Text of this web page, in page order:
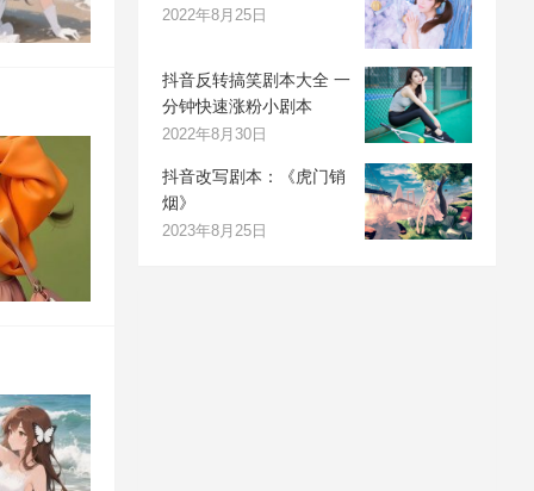
2022年8月25日
抖音反转搞笑剧本大全 一
分钟快速涨粉小剧本
2022年8月30日
抖音改写剧本：《虎门销
烟》
2023年8月25日